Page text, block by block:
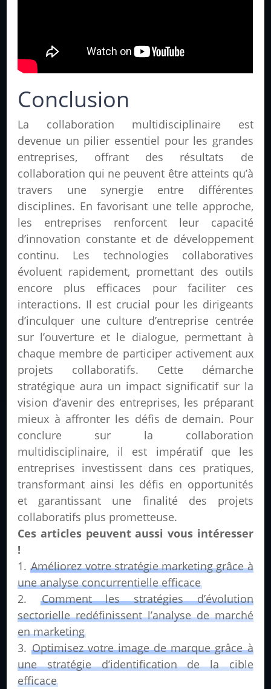
Conclusion
La collaboration multidisciplinaire est
devenue un pilier essentiel pour les grandes
entreprises, offrant des résultats de
collaboration qui ne peuvent être atteints qu’à
travers une synergie entre différentes
disciplines. En favorisant une telle approche,
les entreprises renforcent leur capacité
d’innovation constante et de développement
continu. Les technologies collaboratives
évoluent rapidement, promettant des outils
encore plus efficaces pour faciliter ces
interactions. Il est crucial pour les dirigeants
d’inculquer une culture d’entreprise centrée
sur l’ouverture et le dialogue, permettant à
chaque membre de participer activement aux
projets collaboratifs. Cette démarche
stratégique aura un impact significatif sur la
vision d’avenir des entreprises, les préparant
mieux à affronter les défis de demain. Pour
conclure sur la collaboration
multidisciplinaire, il est impératif que les
entreprises investissent dans ces pratiques,
transformant ainsi les défis en opportunités
et garantissant une finalité des projets
collaboratifs plus prometteuse.
Ces articles peuvent aussi vous intéresser
!
Améliorez votre stratégie marketing grâce à
une analyse concurrentielle efficace
Comment les stratégies d’évolution
sectorielle redéfinissent l’analyse de marché
en marketing
Optimisez votre image de marque grâce à
une stratégie d’identification de la cible
efficace